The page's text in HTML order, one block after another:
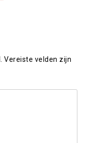
Vereiste velden zijn